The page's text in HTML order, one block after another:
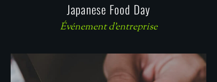
Japanese Food Day
Événement d'entreprise